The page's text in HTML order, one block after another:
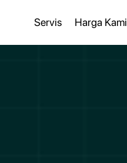
Servis Harga Kami